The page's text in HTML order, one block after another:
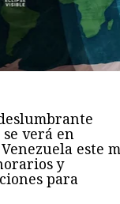
verá en
este
y
para